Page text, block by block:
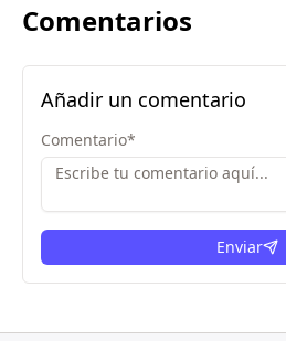
Comentarios
Añadir un comentario
Comentario*
Enviar